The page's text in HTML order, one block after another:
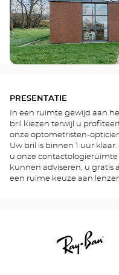
PRESENTATIE
In een ruimte gewijd aan
bril kiezen terwijl u
onze optometristen-
Uw bril is binnen 1 uur
u onze
kunnen adviseren, u gratis
een ruime keuze aan